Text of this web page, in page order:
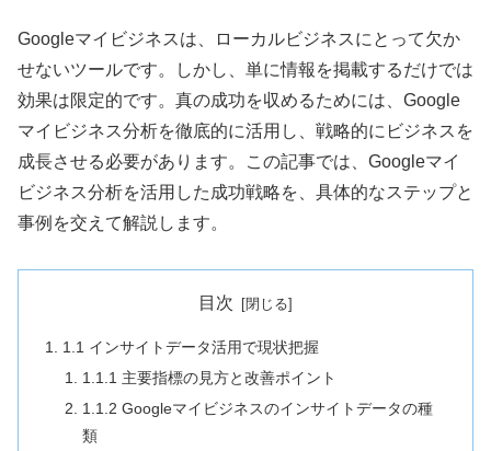
Googleマイビジネスは、ローカルビジネスにとって欠か
せないツールです。しかし、単に情報を掲載するだけでは
効果は限定的です。真の成功を収めるためには、Google
マイビジネス分析を徹底的に活用し、戦略的にビジネスを
成長させる必要があります。この記事では、Googleマイ
ビジネス分析を活用した成功戦略を、具体的なステップと
事例を交えて解説します。
目次
1.1 インサイトデータ活用で現状把握
1.1.1 主要指標の見方と改善ポイント
1.1.2 Googleマイビジネスのインサイトデータの種
類